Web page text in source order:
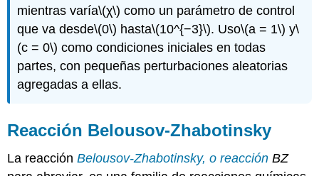
mientras varía\(χ\) como un parámetro de control
que va desde\(0\) hasta\(10^{−3}\). Uso\(a = 1\) y\
(c = 0\) como condiciones iniciales en todas
partes, con pequeñas perturbaciones aleatorias
agregadas a ellas.
Reacción Belousov-Zhabotinsky
La reacciónBelousov-Zhabotinsky, o reacción BZ